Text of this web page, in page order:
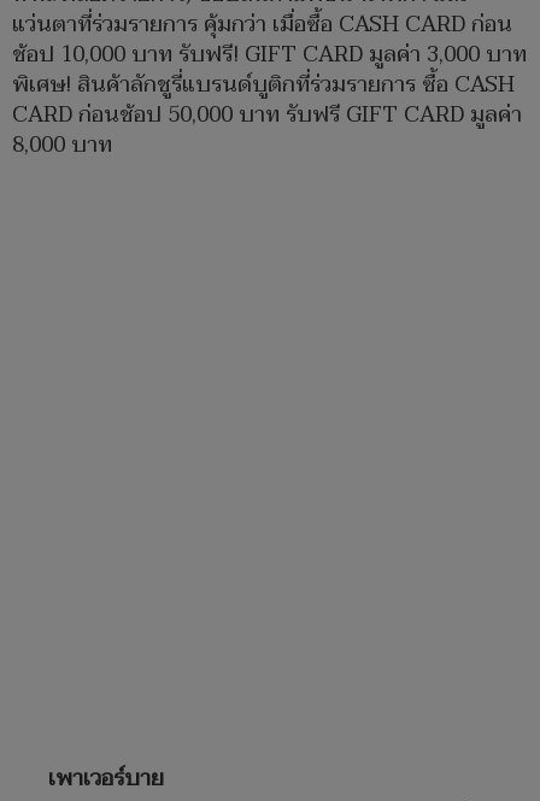
แว่นตาที่ร่วมรายการ คุ้มกว่า เมื่อซื้อ CASH CARD ก่อน
ช้อป 10,000 บาท รับฟรี! GIFT CARD มูลค่า 3,000 บาท
พิเศษ! สินค้าลักชูรี่แบรนด์บูติกที่ร่วมรายการ ซื้อ CASH
CARD ก่อนช้อป 50,000 บาท รับฟรี GIFT CARD มูลค่า
8,000 บาท
เพาเวอร์บาย